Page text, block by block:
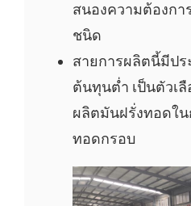
สนองความต้องก
ชนิด
สายการผลิตนี้มีป
ต้นทุนต่ำ เป็นตัวเ
ผลิตมันฝรั่งทอดใ
ทอดกรอบ